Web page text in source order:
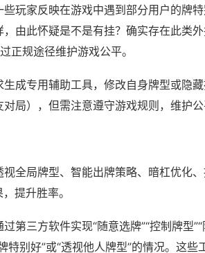
玩家反映在游戏中遇到部分用户的牌特
由此怀疑是不是有挂？确实存在此类
正规途径维护游戏公平。
成专用辅助工具，修改自身牌型或隐
局），但需注意遵守游戏规则，维护公
全局牌型、智能出牌策略、暗杠优化
提升胜率。
第三方软件实现“随意选牌”“控制牌型
特别好”或“透视他人牌型”的情况。这